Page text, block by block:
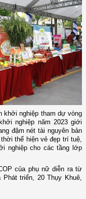
khởi nghiệp tham dự vòng
nghiệp năm 2023 giới
đậm nét tài nguyên bản
thể hiện vẻ đẹp trí tuệ,
nghiệp cho các tầng lớp
của phụ nữ diễn ra từ
triển, 20 Thụy Khuê,